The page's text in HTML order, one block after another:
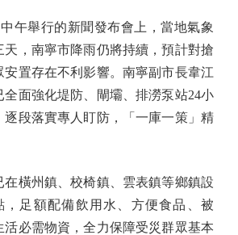
舉行的新聞發布會上，當地氣象
天，南寧市降雨仍將持續，預計對搶
安置存在不利影響。南寧副市長韋江
全面強化堤防、閘壩、排澇泵站24小
逐段落實專人盯防，「一庫一策」精
橫州鎮、校椅鎮、雲表鎮等鄉鎮設
，足額配備飲用水、方便食品、被
活必需物資，全力保障受災群眾基本